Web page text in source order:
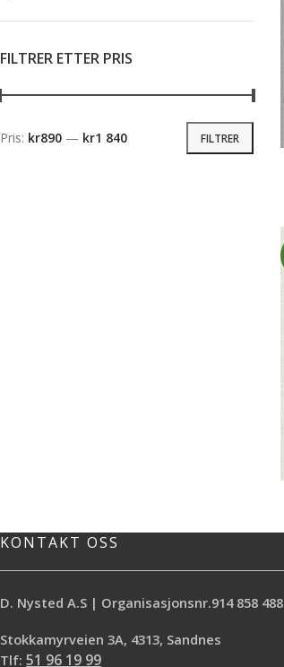
FILTRER ETTER PRIS
FILTRER
Pris: kr890 — kr1 840
KONTAKT OSS
D. Nysted A.S | Organisasjonsnr.914 858 488
Stokkamyrveien 3A, 4313, Sandnes
Tlf: 51 96 19 99